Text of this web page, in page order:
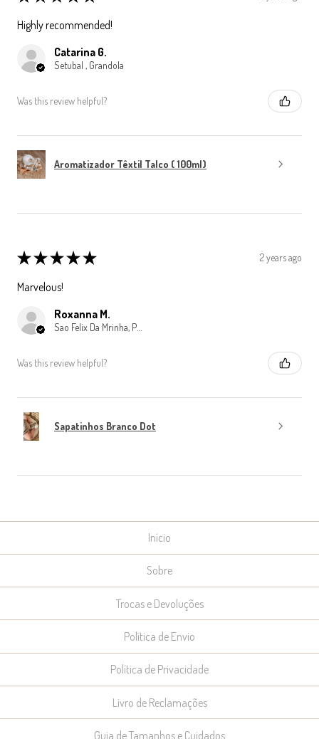
Highly recommended!
Catarina G.
Setubal , Grandola
Was this review helpful?
Aromatizador Têxtil Talco ( 100ml)
★★★★★ 2 years ago
Marvelous!
Roxanna M.
Was this review helpful?
Sapatinhos Branco Dot
Início
Sobre
Trocas e Devoluções
Política de Envio
Política de Privacidade
Livro de Reclamações
Guia de Tamanhos e Cuidados